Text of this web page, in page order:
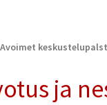
Avoimet
ja